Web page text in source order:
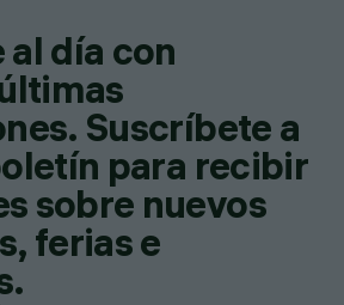
día con
Suscríbete a
para recibir
sobre nuevos
ferias e